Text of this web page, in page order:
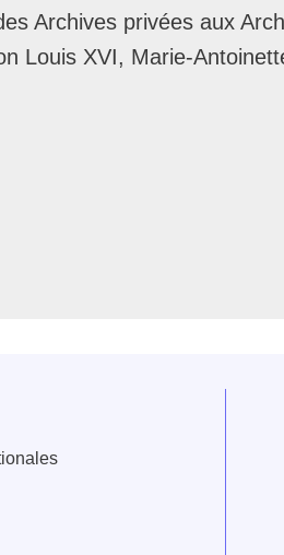
Archives privées aux
Louis XVI, Marie-